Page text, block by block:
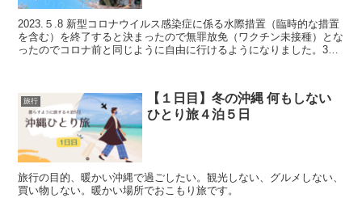
2023.５.8 新型コロナウイルス感染症に係る水際措置（臨時的な措置
を含む）を終了すると決まったので無罪放免（ワクチン未接種）とな
ったのでコロナ前と同じように自由に行けるようになりました。3年
旅行
【１日目】冬の沖縄 何もしない
ひとり旅４泊５日
旅行の目的、暖かい沖縄で過ごしたい。観光しない、グルメしない、
買い物しない。暖かい場所でおこもり旅です。